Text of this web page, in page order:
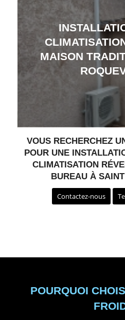
MAISON
VOUS RECHERCHEZ
POUR UNE
CLIMATISATION
BUREAU À
Contactez-nous
POURQUOI